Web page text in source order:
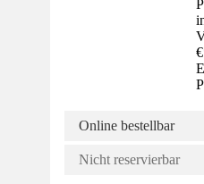
€
Online bestellbar
Nicht reservierbar